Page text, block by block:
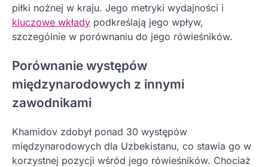
piłki nożnej w kraju. Jego metryki wydajności i
kluczowe wkłady podkreślają jego wpływ,
szczególnie w porównaniu do jego rówieśników.
Porównanie występów
międzynarodowych z innymi
zawodnikami
Khamidov zdobył ponad 30 występów
międzynarodowych dla Uzbekistanu, co stawia go w
korzystnej pozycji wśród jego rówieśników. Chociaż